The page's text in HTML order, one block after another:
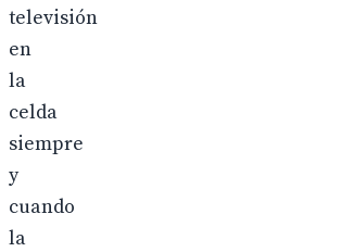
televisión
en
la
celda
siempre
y
cuando
la